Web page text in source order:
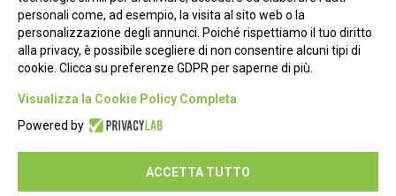
Piazza Alessandria, 24 - 00198 Roma
Privacy Policy
personali come, ad esempio, la visita al sito web o la
personalizzazione degli annunci. Poiché rispettiamo il tuo diritto
alla privacy, è possibile scegliere di non consentire alcuni tipi di
cookie. Clicca su preferenze GDPR per saperne di più.
Visualizza la Cookie Policy Completa
Powered by
ACCETTA TUTTO